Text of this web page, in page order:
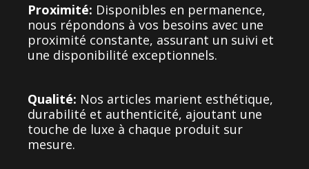
Proximité: Disponibles en permanence,
nous répondons à vos besoins avec une
proximité constante, assurant un suivi et
une disponibilité exceptionnels.
Qualité: Nos articles marient esthétique,
durabilité et authenticité, ajoutant une
touche de luxe à chaque produit sur
mesure.